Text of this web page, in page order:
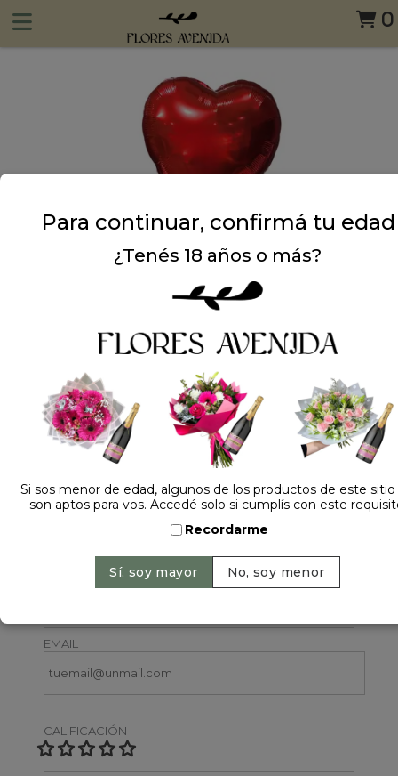
0
Dejá tu opinión
NOMBRE
EMAIL
CALIFICACIÓN
Para continuar, confirmá tu edad
¿Tenés 18 años o más?
Si sos menor de edad, algunos de los productos de este
son aptos para vos. Accedé solo si cumplís con este
Recordarme